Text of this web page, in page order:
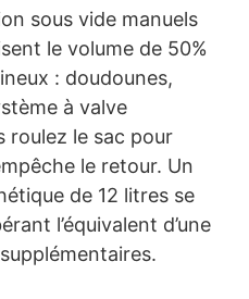
sous vide manuels
le volume de 50%
: doudounes,
à valve
roulez le sac pour
le retour. Un
de 12 litres se
l’équivalent d’une